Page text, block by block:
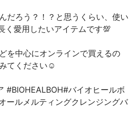
だろう？！？と思うくらい、使い
く愛用したいアイテムです💯
を中心にオンラインで買えるの
てください☺️
#BIOHEALBOH#バイオヒールボ
ールメルティングクレンジングバ